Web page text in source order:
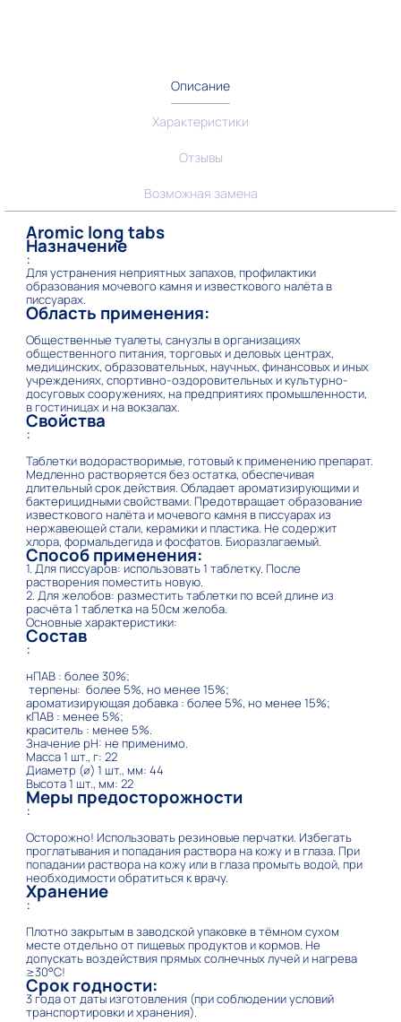
Описание
Характеристики
Отзывы
Возможная замена
Aromic long tabs
Назначение
:
Для устранения неприятных запахов, профилактики
образования мочевого камня и известкового налёта в
писсуарах.
Область применения:
Общественные туалеты, санузлы в организациях
общественного питания, торговых и деловых центрах,
медицинских, образовательных, научных, финансовых и иных
учреждениях, спортивно-оздоровительных и культурно-
досуговых сооружениях, на предприятиях промышленности,
в гостиницах и на вокзалах.
Свойства
:
Таблетки водорастворимые, готовый к применению препарат.
Медленно растворяется без остатка, обеспечивая
длительный срок действия. Обладает ароматизирующими и
бактерицидными свойствами. Предотвращает образование
известкового налёта и мочевого камня в писсуарах из
нержавеющей стали, керамики и пластика. Не содержит
хлора, формальдегида и фосфатов. Биоразлагаемый.
Способ применения:
1. Для писсуаров: использовать 1 таблетку. После
растворения поместить новую.
2. Для желобов: разместить таблетки по всей длине из
расчёта 1 таблетка на 50см желоба.
Основные характеристики:
Состав
:
нПАВ : более 30%;
терпены: более 5%, но менее 15%;
ароматизирующая добавка : более 5%, но менее 15%;
кПАВ : менее 5%;
краситель : менее 5%.
Значение рН: не применимо.
Масса 1 шт., г: 22
Диаметр (∅) 1 шт., мм: 44
Высота 1 шт., мм: 22
Меры предосторожности
:
Осторожно! Использовать резиновые перчатки. Избегать
проглатывания и попадания раствора на кожу и в глаза. При
попадании раствора на кожу или в глаза промыть водой, при
необходимости обратиться к врачу.
Хранение
:
Плотно закрытым в заводской упаковке в тёмном сухом
месте отдельно от пищевых продуктов и кормов. Не
допускать воздействия прямых солнечных лучей и нагрева
≥30°С!
Срок годности:
3 года от даты изготовления (при соблюдении условий
транспортировки и хранения).